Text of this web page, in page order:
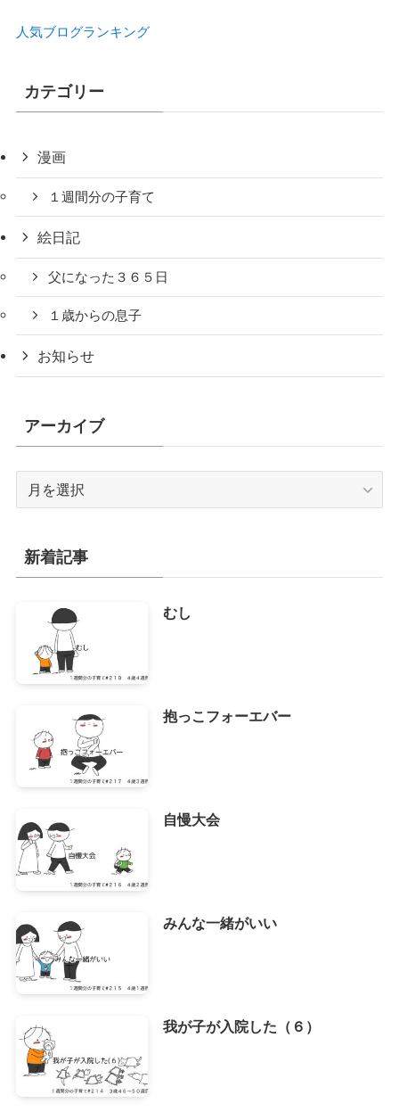
人気ブログランキング
カテゴリー
漫画
１週間分の子育て
絵日記
父になった３６５日
１歳からの息子
お知らせ
アーカイブ
イ
ブ
新着記事
むし
抱っこフォーエバー
自慢大会
みんな一緒がいい
我が子が入院した（６）